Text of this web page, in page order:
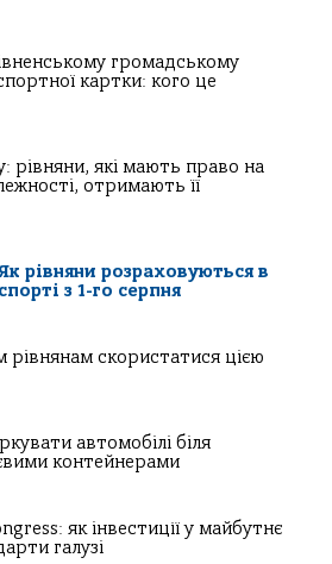
громадському
картки: кого це
рівняни, які мають право на
отримають її
рівняни розраховуються в
з 1-го серпня
рівнянам скористатися цією
автомобілі біля
контейнерами
як інвестиції у майбутнє
галузі